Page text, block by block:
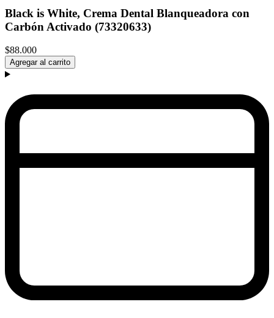
Black is White, Crema Dental Blanqueadora con
Carbón Activado (73320633)
$88.000
Agregar al carrito